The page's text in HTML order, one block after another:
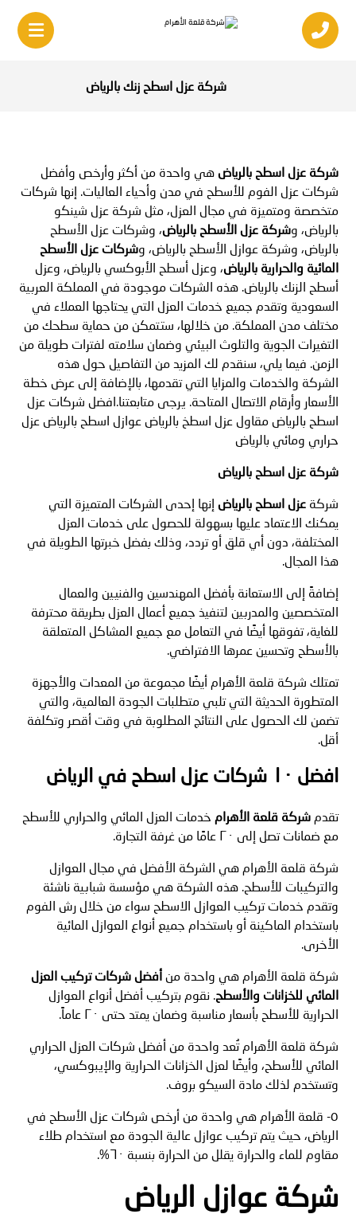
شركة عزل اسطح زنك بالرياض
شركة عزل اسطح بالرياض هي واحدة من أكثر وأرخص وأفضل
شركات عزل الفوم للأسطح في مدن وأحياء العاليات. إنها شركات
متخصصة ومتميزة في مجال العزل، مثل شركة عزل شينكو
بالرياض، وشركة عزل الأسطح بالرياض، وشركات عزل الأسطح
بالرياض، وشركة عوازل الأسطح بالرياض، وشركات عزل الأسطح
المائية والحرارية بالرياض، وعزل أسطح الأبوكسي بالرياض، وعزل
أسطح الزنك بالرياض. هذه الشركات موجودة في المملكة العربية
السعودية وتقدم جميع خدمات العزل التي يحتاجها العملاء في
مختلف مدن المملكة. من خلالها، ستتمكن من حماية سطحك من
التغيرات الجوية والتلوث البيئي وضمان سلامته لفترات طويلة من
الزمن. فيما يلي، سنقدم لك المزيد من التفاصيل حول هذه
الشركة والخدمات والمزايا التي تقدمها، بالإضافة إلى عرض خطة
الأسعار وأرقام الاتصال المتاحة. يرجى متابعتنا.افضل شركات عزل
اسطح بالرياض مقاول عزل اسطخ بالرياض عوازل اسطح بالرياض عزل
حراري ومائي بالرياض
شركة عزل اسطح بالرياض
شركةعزل اسطح بالرياض إنها إحدى الشركات المتميزة التي
يمكنك الاعتماد عليها بسهولة للحصول على خدمات العزل
المختلفة، دون أي قلق أو تردد، وذلك بفضل خبرتها الطويلة في
هذا المجال.
إضافةً إلى الاستعانة بأفضل المهندسين والفنيين والعمال
المتخصصين والمدربين لتنفيذ جميع أعمال العزل بطريقة محترفة
للغاية، تفوقها أيضًا في التعامل مع جميع المشاكل المتعلقة
بالأسطح وتحسين عمرها الافتراضي.
تمتلك شركة قلعة الأهرام أيضًا مجموعة من المعدات والأجهزة
المتطورة الحديثة التي تلبي متطلبات الجودة العالمية، والتي
تضمن لك الحصول على النتائج المطلوبة في وقت أقصر وتكلفة
أقل.
افضل ١٠ شركات عزل اسطح في الرياض
تقدمشركة قلعة الأهرام خدمات العزل المائي والحراري للأسطح
مع ضمانات تصل إلى ٢٠ عامًا من غرفة التجارة.
شركة قلعة الأهرام هي الشركة الأفضل في مجال العوازل
والتركيبات للأسطح. هذه الشركة هي مؤسسة شبابية ناشئة
وتقدم خدمات تركيب العوازل الاسطح سواء من خلال رش الفوم
باستخدام الماكينة أو باستخدام جميع أنواع العوازل المائية
الأخرى.
شركة قلعة الأهرام هي واحدة منأفضل شركات تركيب العزل
المائي للخزانات والأسطح. نقوم بتركيب أفضل أنواع العوازل
الحرارية للأسطح بأسعار مناسبة وضمان يمتد حتى ٢٠ عاماً.
شركة قلعة الأهرام تُعد واحدة من أفضل شركات العزل الحراري
المائي للأسطح، وأيضًا لعزل الخزانات الحرارية والإيبوكسي،
وتستخدم لذلك مادة السيكو بروف.
٥- قلعة الأهرام هي واحدة من أرخص شركات عزل الأسطح في
الرياض، حيث يتم تركيب عوازل عالية الجودة مع استخدام طلاء
مقاوم للماء والحرارة يقلل من الحرارة بنسبة ٦٠%.
شركة عوازل الرياض